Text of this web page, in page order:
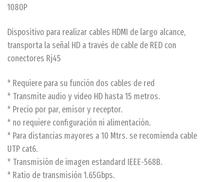
1080P
Dispositivo para realizar cables HDMI de largo alcance,
transporta la señal HD a través de cable de RED con
conectores Rj45
* Requiere para su función dos cables de red
* Transmite audio y video HD hasta 15 metros.
* Precio por par, emisor y receptor.
* no requiere configuración ni alimentación.
* Para distancias mayores a 10 Mtrs. se recomienda cable
UTP cat6.
* Transmisión de imagen estandard IEEE-568B.
* Ratio de transmisión 1.65Gbps.